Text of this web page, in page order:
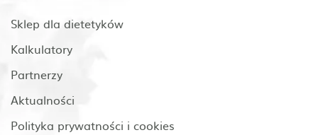
Sklep dla dietetyków
Kalkulatory
Partnerzy
Aktualności
Polityka prywatności i cookies